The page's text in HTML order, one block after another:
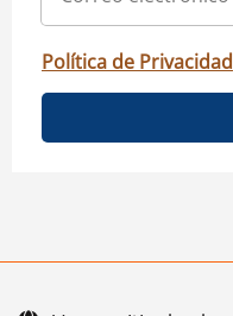
Política de Privacidad